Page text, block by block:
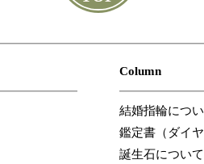
Column
結婚指輪につ
鑑定書（ダイ
誕生石について